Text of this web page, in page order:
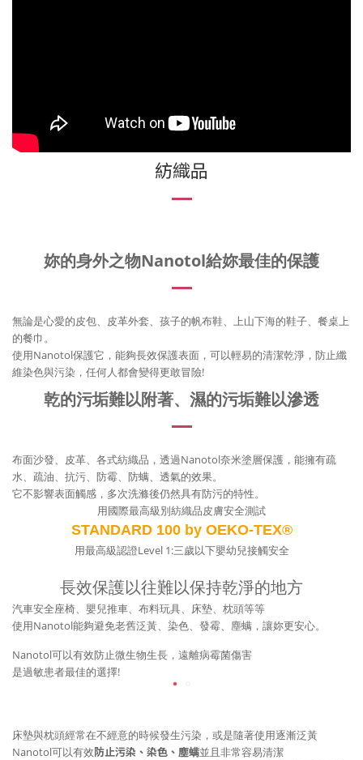
紡織品
妳的身外之物Nanotol給妳最佳的保護
無論是心愛的皮包、皮革外套、孩子的帆布鞋、上山下海的鞋子、餐桌上
的餐巾。
使用Nanotol保護它，能夠長效保護表面，可以輕易的清潔乾淨，防止纖
維染色與污染，任何人都會變得更敢冒險!
乾的污垢難以附著、濕的污垢難以滲透
布面沙發、皮革、各式紡織品，透過Nanotol奈米塗層保護，能擁有疏
水、疏油、抗污、防霉、防螨、透氣的效果。
它不影響表面觸感，多次洗滌後仍然具有防污的特性。
用國際最高級別紡織品皮膚安全測試
STANDARD 100 by OEKO-TEX®
用最高級認證Level 1:三歲以下嬰幼兒接觸安全
長效保護以往難以保持乾淨的地方
汽車安全座椅、嬰兒推車、布料玩具、床墊、枕頭等等
使用Nanotol能夠避免老舊泛黃、染色、發霉、塵螨，讓妳更安心。
Nanotol可以有效防止微生物生長，遠離病霉菌傷害
是過敏患者最佳的選擇!
床墊與枕頭經常在不經意的時候發生污染， 或是隨著使用逐漸泛黃
Nanotol可以有效防止污染、染色、塵螨並且非常容易清潔